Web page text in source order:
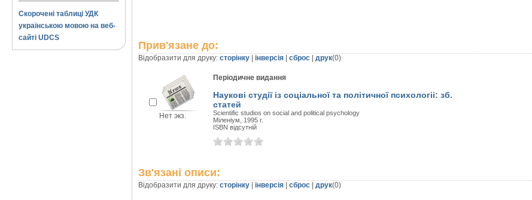
Скорочені таблиці УДК
українською мовою на веб-
сайті UDCS
Прив'язане до:
Відобразити для друку: сторінку інверсія сброс друк(0)
Нет экз.
Періодичне видання
Наукові студії із соціальної та політичної психологii: зб.
статей
Scientific studios on social and political psychology
Міленіум, 1995 г.
ISBN відсутній
Зв'язані описи:
Відобразити для друку: сторінку інверсія сброс друк(0)